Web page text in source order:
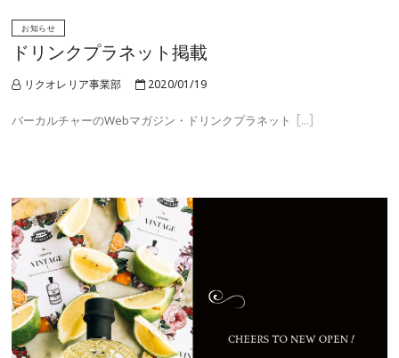
お知らせ
ドリンクプラネット掲載
リクオレリア事業部 2020/01/19
バーカルチャーのWebマガジン・ドリンクプラネット